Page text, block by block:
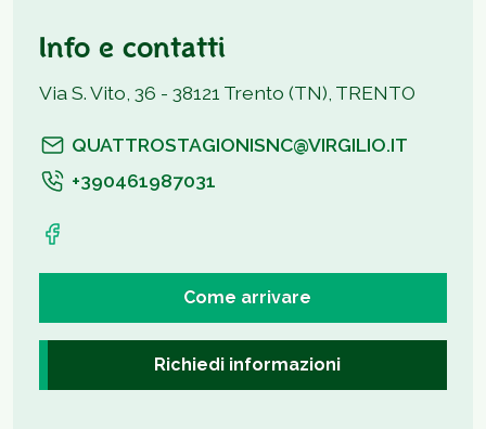
Info e contatti
Via S. Vito, 36 - 38121 Trento (TN), TRENTO
QUATTROSTAGIONISNC@VIRGILIO.IT
+390461987031
Come arrivare
Richiedi informazioni